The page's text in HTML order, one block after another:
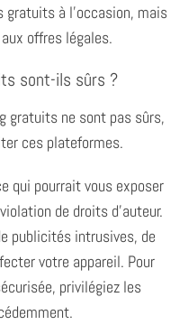
gratuits à l’occasion, mais
offres légales.
sont-ils sûrs ?
gratuits ne sont pas sûrs,
ces plateformes.
qui pourrait vous exposer
de droits d’auteur.
publicités intrusives, de
votre appareil. Pour
privilégiez les